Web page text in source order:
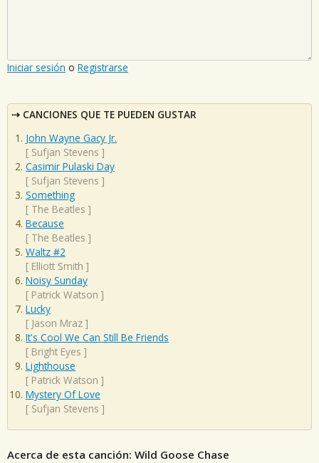
Iniciar sesión o Registrarse
CANCIONES QUE TE PUEDEN GUSTAR
John Wayne Gacy Jr.
[ Sufjan Stevens ]
Casimir Pulaski Day
[ Sufjan Stevens ]
Something
[ The Beatles ]
Because
[ The Beatles ]
Waltz #2
[ Elliott Smith ]
Noisy Sunday
[ Patrick Watson ]
Lucky
[ Jason Mraz ]
It's Cool We Can Still Be Friends
[ Bright Eyes ]
Lighthouse
[ Patrick Watson ]
Mystery Of Love
[ Sufjan Stevens ]
Acerca de esta canción: Wild Goose Chase